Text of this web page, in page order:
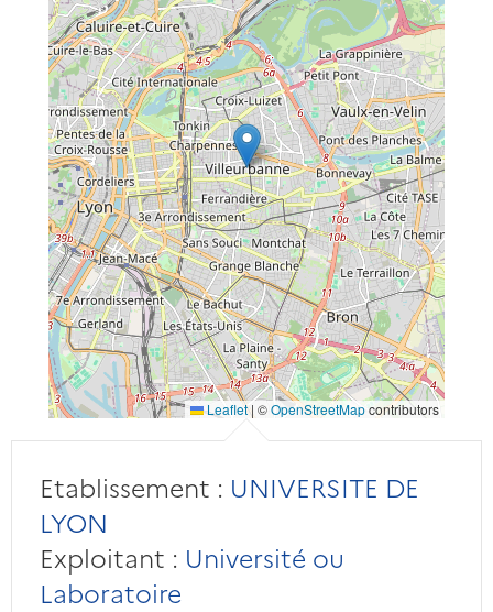
Leaflet| ©OpenStreetMapcontributors
Etablissement : UNIVERSITE DE
LYON
Exploitant : Université ou
Laboratoire